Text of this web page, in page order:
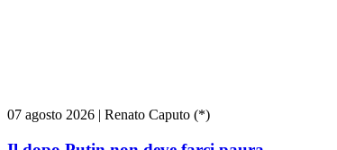
07 agosto 2026 | Renato Caputo (*)